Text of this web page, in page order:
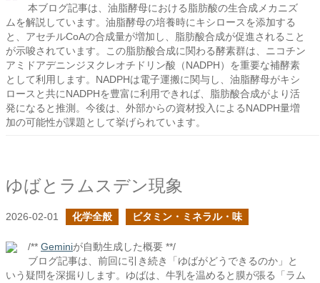
本ブログ記事は、油脂酵母における脂肪酸の生合成メカニズ
ムを解説しています。油脂酵母の培養時にキシロースを添加する
と、アセチルCoAの合成量が増加し、脂肪酸合成が促進されること
が示唆されています。この脂肪酸合成に関わる酵素群は、ニコチン
アミドアデニンジヌクレオチドリン酸（NADPH）を重要な補酵素
として利用します。NADPHは電子運搬に関与し、油脂酵母がキシ
ロースと共にNADPHを豊富に利用できれば、脂肪酸合成がより活
発になると推測。今後は、外部からの資材投入によるNADPH量増
加の可能性が課題として挙げられています。
ゆばとラムスデン現象
2026-02-01 化学全般 ビタミン・ミネラル・味
/** Geminiが自動生成した概要 **/
ブログ記事は、前回に引き続き「ゆばがどうできるのか」と
いう疑問を深掘りします。ゆばは、牛乳を温めると膜が張る「ラム